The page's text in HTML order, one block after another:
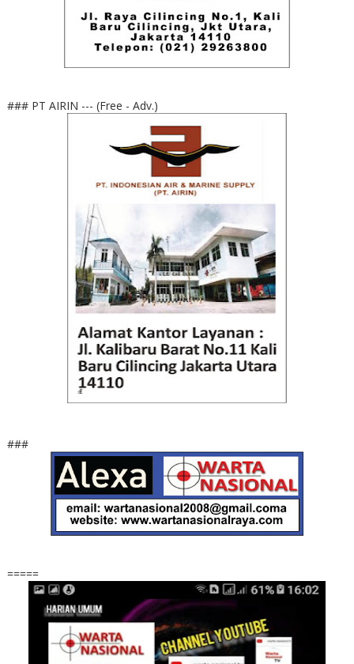
### PT AIRIN --- (Free - Adv.)
###
=====